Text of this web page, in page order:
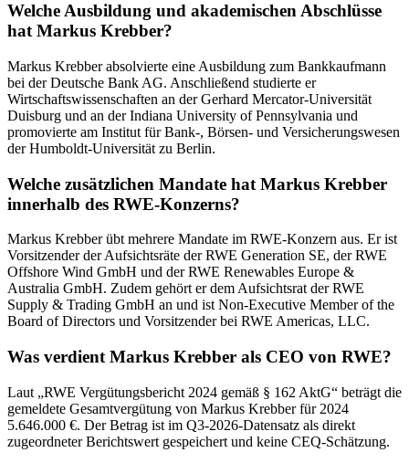
Welche Ausbildung und akademischen Abschlüsse
hat Markus Krebber?
Markus Krebber absolvierte eine Ausbildung zum Bankkaufmann
bei der Deutsche Bank AG. Anschließend studierte er
Wirtschaftswissenschaften an der Gerhard Mercator‑Universität
Duisburg und an der Indiana University of Pennsylvania und
promovierte am Institut für Bank‑, Börsen‑ und Versicherungswesen
der Humboldt‑Universität zu Berlin.
Welche zusätzlichen Mandate hat Markus Krebber
innerhalb des RWE‑Konzerns?
Markus Krebber übt mehrere Mandate im RWE‑Konzern aus. Er ist
Vorsitzender der Aufsichtsräte der RWE Generation SE, der RWE
Offshore Wind GmbH und der RWE Renewables Europe &
Australia GmbH. Zudem gehört er dem Aufsichtsrat der RWE
Supply & Trading GmbH an und ist Non‑Executive Member of the
Board of Directors und Vorsitzender bei RWE Americas, LLC.
Was verdient Markus Krebber als CEO von RWE?
Laut „RWE Vergütungsbericht 2024 gemäß § 162 AktG“ beträgt die
gemeldete Gesamtvergütung von Markus Krebber für 2024
5.646.000 €. Der Betrag ist im Q3-2026-Datensatz als direkt
zugeordneter Berichtswert gespeichert und keine CEQ-Schätzung.